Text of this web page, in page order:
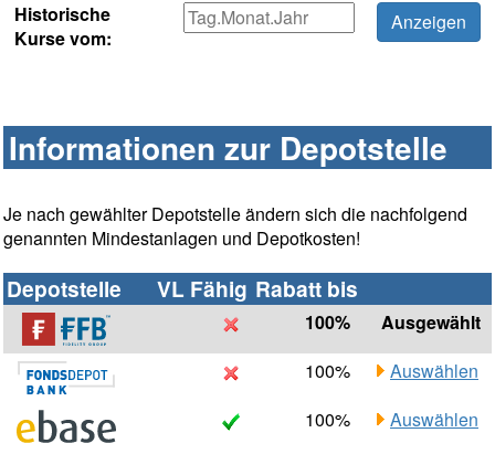
Historische
Kurse vom:
Informationen zur Depotstelle
Je nach gewählter Depotstelle ändern sich die nachfolgend
genannten Mindestanlagen und Depotkosten!
Depotstelle VL Fähig Rabatt bis
100%
Ausgewählt
100%
Auswählen
100%
Auswählen